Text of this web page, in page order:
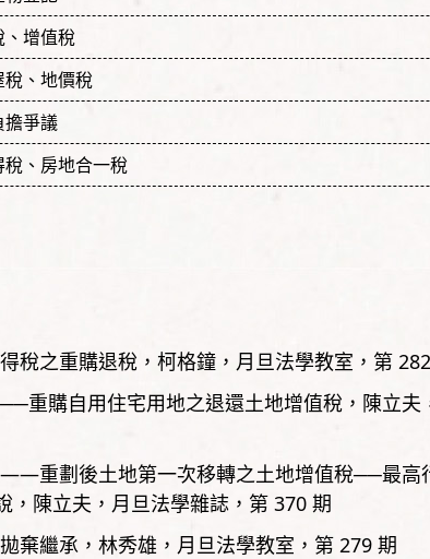
、增值稅
稅、地價稅
擔爭議
稅、房地合一稅
稅之重購退稅 柯格鐘 月旦法學教室， 第 282
重購自用住宅用地之退還土地增值稅
陳立夫
重劃後土地第一次移轉之土地增值稅──最高
陳立夫 月旦法學雜誌， 第 370 期
棄繼承
林秀雄 月旦法學教室， 第 279 期